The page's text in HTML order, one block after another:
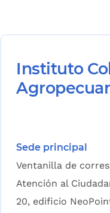
Instituto
Sede principal
Ventanilla de
Atención al
20, edificio